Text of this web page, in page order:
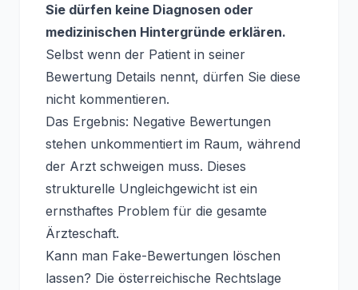
Sie dürfen keine Diagnosen oder
medizinischen Hintergründe erklären.
Selbst wenn der Patient in seiner
Bewertung Details nennt, dürfen Sie diese
nicht kommentieren.
Das Ergebnis: Negative Bewertungen
stehen unkommentiert im Raum, während
der Arzt schweigen muss. Dieses
strukturelle Ungleichgewicht ist ein
ernsthaftes Problem für die gesamte
Ärzteschaft.
Kann man Fake-Bewertungen löschen
lassen? Die österreichische Rechtslage